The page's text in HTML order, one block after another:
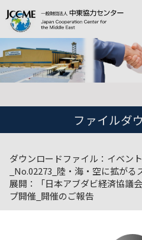
ファイルダ
ダウンロードファイル：イベン
_No.02273_陸・海・空に拡が
展開：「日本アブダビ経済協議
プ開催_開催のご報告